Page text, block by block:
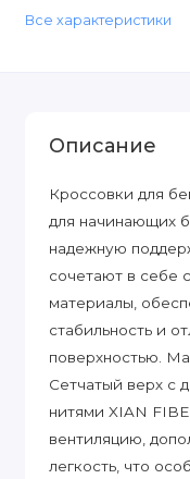
Все характеристики
Описание
Кроссовки для
для начинающих
надежную
сочетают в себе
материалы,
стабильность и
поверхностью.
Сетчатый верх с
нитями XIAN
вентиляцию,
легкость, что